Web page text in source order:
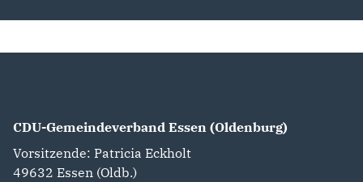
CDU-Gemeindeverband Essen (Oldenburg)
Vorsitzende: Patricia Eckholt
49632 Essen (Oldb.)